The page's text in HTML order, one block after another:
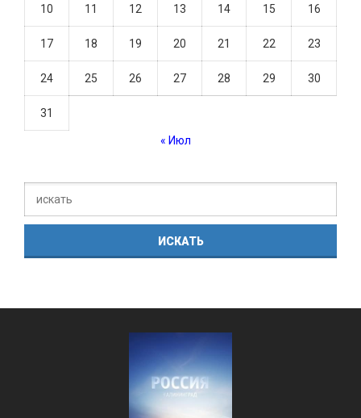
10 11 12 13 14 15 16
17 18 19 20 21 22 23
24 25 26 27 28 29 30
31
« Июл